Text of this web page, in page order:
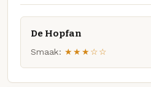
De Hopfan
Smaak: ★★★☆☆